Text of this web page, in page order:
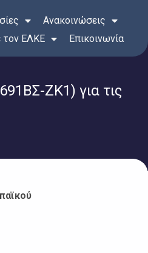
Ανακοινώσεις
τον ΕΛΚΕ
Επικοινωνία
ΖΚ1) για τις